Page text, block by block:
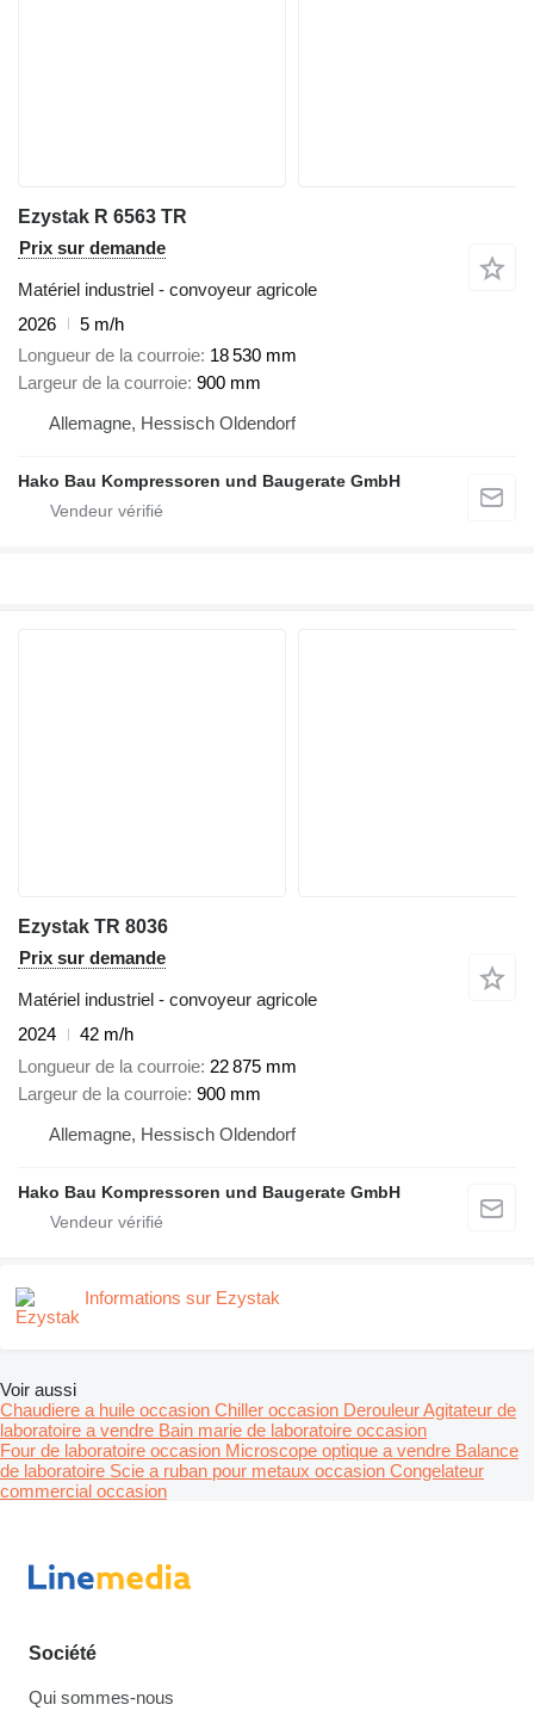
Ezystak R 6563 TR
Prix sur demande
Matériel industriel - convoyeur agricole
2026
5 m/h
Longueur de la courroie 18 530 mm
Largeur de la courroie 900 mm
Allemagne, Hessisch Oldendorf
Hako Bau Kompressoren und Baugerate GmbH
Ezystak TR 8036
Prix sur demande
Matériel industriel - convoyeur agricole
2024
42 m/h
Longueur de la courroie 22 875 mm
Largeur de la courroie 900 mm
Allemagne, Hessisch Oldendorf
Hako Bau Kompressoren und Baugerate GmbH
Informations sur Ezystak
Voir aussi
Chaudiere a huile occasion Chiller occasion DerouleurAgitateur de
laboratoire a vendre Bain marie de laboratoire occasion
Four de laboratoire occasion Microscope optique a vendre Balance
de laboratoire Scie a ruban pour metaux occasion Congelateur
commercial occasion
Société
Qui sommes-nous